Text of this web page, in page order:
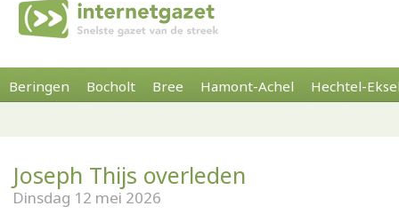
Beringen Bocholt Bree Hamont-Achel Hechtel-
Joseph Thijs overleden
Dinsdag 12 mei 2026